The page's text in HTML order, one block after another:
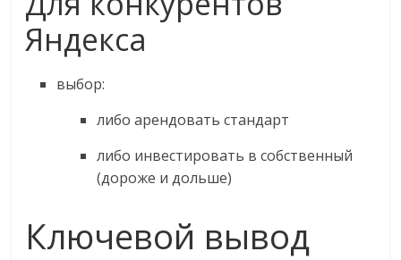
Яндекса
выбор:
либо арендовать стандарт
либо инвестировать в собственный
(дороже и дольше)
Ключевой вывод